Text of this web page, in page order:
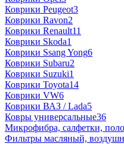
Коврики Peugeot3
Коврики Ravon2
Коврики Renault11
Коврики Skoda1
Коврики Ssang Yong6
Коврики Subaru2
Коврики Suzuki1
Коврики Toyota14
Коврики VW6
Коврики ВАЗ / Lada5
Ковры универсальные36
Микрофибра, салфетки,
Фильтры масляный,